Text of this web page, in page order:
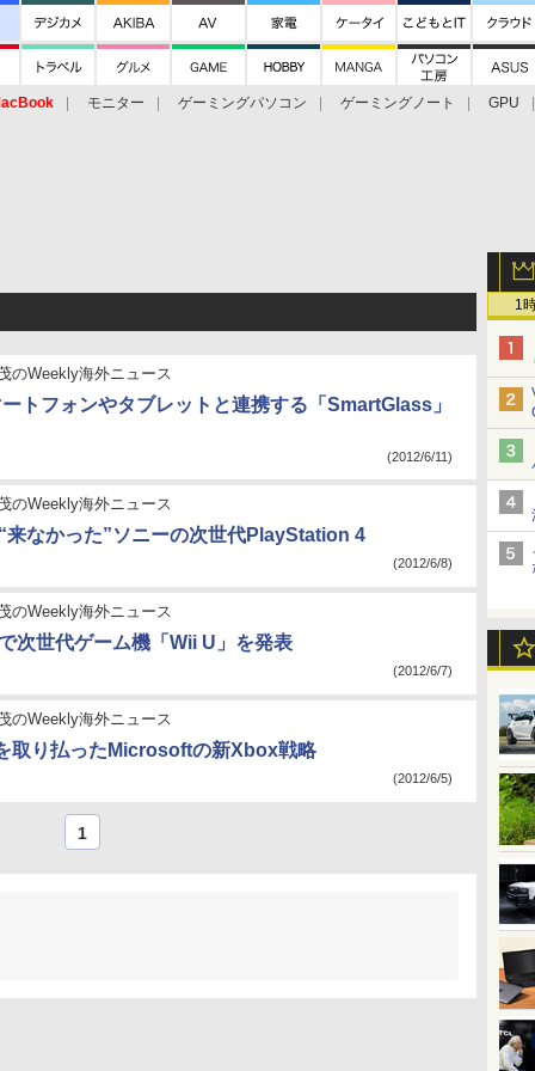
モニター ゲーミングパソコン ゲーミングノート GPU
1
のWeekly海外ニュース
トフォンやタブレットと連携する「SmartGlass」
(2012/6/11)
のWeekly海外ニュース
来なかった”ソニーの次世代PlayStation 4
(2012/6/8)
のWeekly海外ニュース
次世代ゲーム機「Wii U」を発表
(2012/6/7)
のWeekly海外ニュース
取り払ったMicrosoftの新Xbox戦略
(2012/6/5)
1